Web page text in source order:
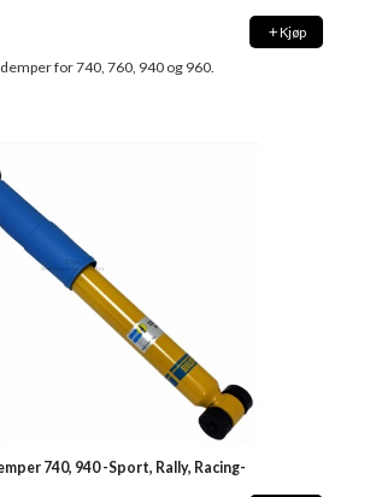
Kjøp
for 740, 760, 940 og 960.
740, 940 -Sport, Rally, Racing-